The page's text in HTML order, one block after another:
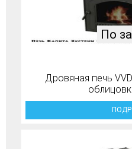
Дровяная печь
По